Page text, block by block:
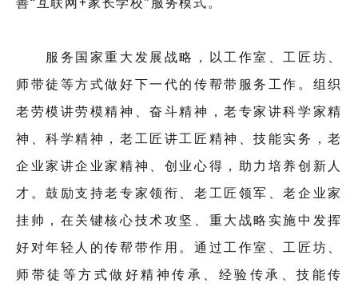
服务国家重大发展战略，以工作室、工匠坊、
师带徒等方式做好下一代的传帮带服务工作。组织
老劳模讲劳模精神、奋斗精神，老专家讲科学家精
神、科学精神，老工匠讲工匠精神、技能实务，老
企业家讲企业家精神、创业心得，助力培养创新人
才。鼓励支持老专家领衔、老工匠领军、老企业家
挂帅，在关键核心技术攻坚、重大战略实施中发挥
好对年轻人的传帮带作用。通过工作室、工匠坊、
师带徒等方式做好精神传承、经验传承、技能传